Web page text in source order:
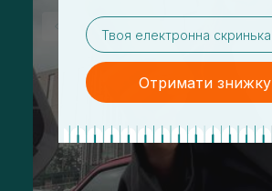
email
Отримати знижку